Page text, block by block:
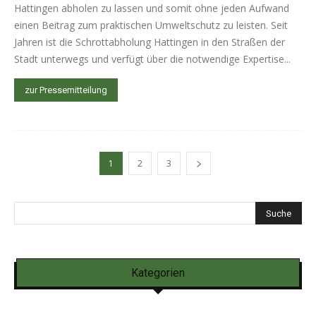
Hattingen abholen zu lassen und somit ohne jeden Aufwand
einen Beitrag zum praktischen Umweltschutz zu leisten. Seit
Jahren ist die Schrottabholung Hattingen in den Straßen der
Stadt unterwegs und verfügt über die notwendige Expertise...
zur Pressemitteilung
1 2 3
Kategorien